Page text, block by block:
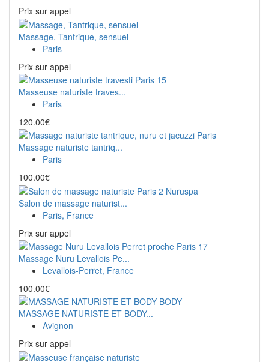
Prix ​​sur appel
Massage, Tantrique, sensuel
Paris
Prix ​​sur appel
Masseuse naturiste traves...
Paris
120.00€
Massage naturiste tantriq...
Paris
100.00€
Salon de massage naturist...
Paris, France
Prix ​​sur appel
Massage Nuru Levallois Pe...
Levallois-Perret, France
100.00€
MASSAGE NATURISTE ET BODY...
Avignon
Prix ​​sur appel